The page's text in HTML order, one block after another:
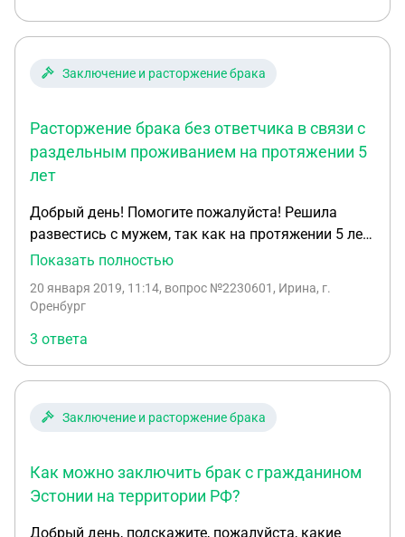
конфигурации виз и если он выедет и въедет в РФ
стране Европы?
Заключение и расторжение брака
Расторжение брака без ответчика в связи с
раздельным проживанием на протяжении 5
лет
Добрый день! Помогите пожалуйста! Решила
развестись с мужем, так как на протяжении 5 лет
не живем вместе, прописаны по одному и тому же
работает в другом городе, связь с ним не
оттуда отправили в суд. В суде написала по
образцу заявление на расторжение брака (дети
совершеннолетние), вскоре перезвонили и
попросили забрать заявление со всеми
документами, так как они не смогут связаться с
хочу его разыскивать, и даже общаться с ним!
Что мне делать, и если возможность развестись
Показать полностью
20 января 2019, 11:14, вопрос №2230601, Ирина, г.
Оренбург
3 ответа
Заключение и расторжение брака
Как можно заключить брак с гражданином
Эстонии на территории РФ?
Добрый день, подскажите, пожалуйста, какие